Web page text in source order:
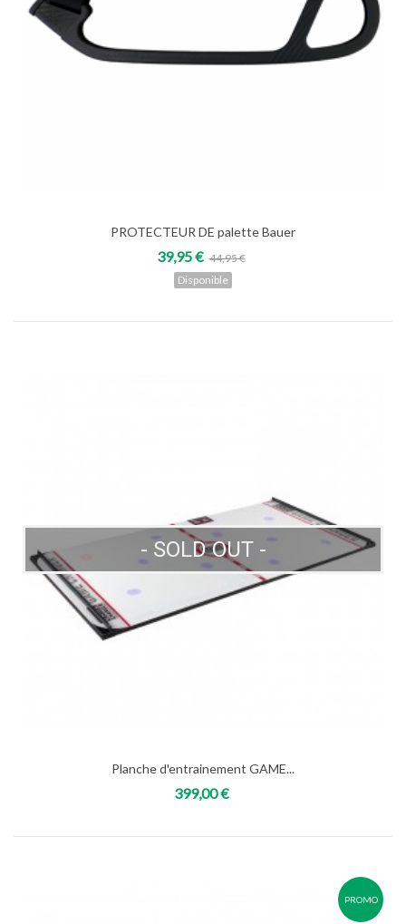
PROTECTEUR DE palette Bauer
39,95 € 44,95 €
Disponible
- SOLD OUT -
Planche d'entrainement GAME...
399,00 €
PROMO